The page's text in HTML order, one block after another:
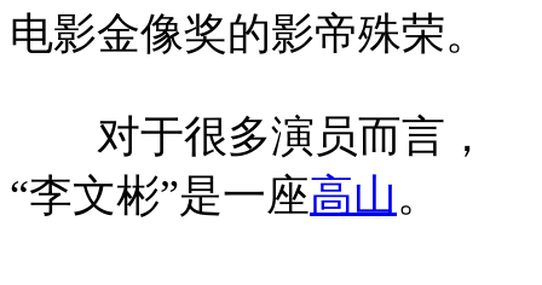
电影金像奖的影帝殊荣。
对于很多演员而言，
“李文彬”是一座高山。